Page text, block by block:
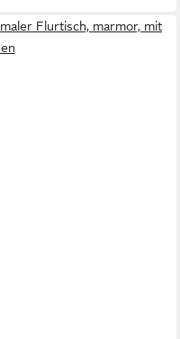
Flurtisch, marmor, mit